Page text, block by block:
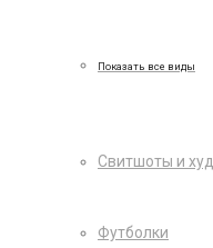
Показать все виды
Свитшоты и
Футболки